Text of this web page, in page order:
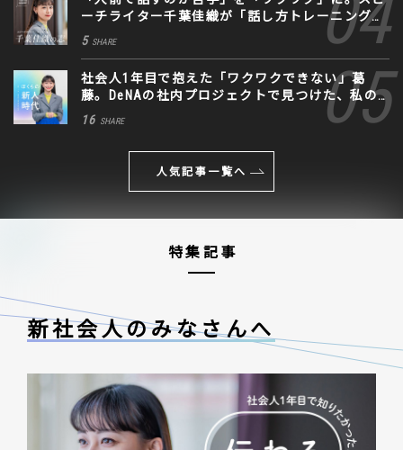
ーチライター千葉佳織が「話し方トレーニング」
に込めた思い
5 SHARE
社会人1年目で抱えた「ワクワクできない」葛
藤。DeNAの社内プロジェクトで見つけた、私の
生きる道
16 SHARE
人気記事一覧へ
特集記事
新社会人のみなさんへ